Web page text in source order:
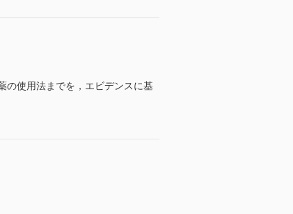
の使用法までを，エビデンスに基